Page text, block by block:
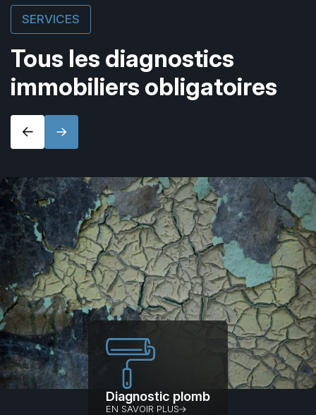
SERVICES
Tous les diagnostics
immobiliers obligatoires
Diagnostic plomb
EN SAVOIR PLUS